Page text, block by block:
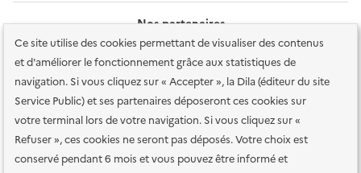
Ce site utilise des cookies permettant de visualiser des contenus
et d'améliorer le fonctionnement grâce aux statistiques de
navigation. Si vous cliquez sur « Accepter », la Dila (éditeur du site
Service Public) et ses partenaires déposeront ces cookies sur
votre terminal lors de votre navigation. Si vous cliquez sur «
Refuser », ces cookies ne seront pas déposés. Votre choix est
conservé pendant 6 mois et vous pouvez être informé et
Nos partenaires
Plan du site Accessibilité : totalement conforme
Accessibilité des
services en ligne Mentions légales Données personnelles et sécurité